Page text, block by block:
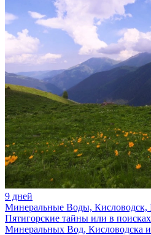
9 дней
Минеральные Воды, Кисловодск,
Пятигорские тайны или в
Минеральных Вод, Кисловодска